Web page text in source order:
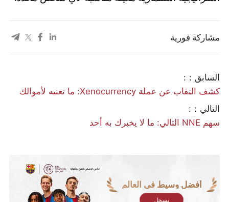
مشاركة فورية
السابق：:
كشف النقاب عن عملة Xenocurrency: ما تعنيه لأموالك
التالي：:
سهم NNE التالي: ما لا يخبرك به أحد
أفضل وسيط في العالم
يسجل